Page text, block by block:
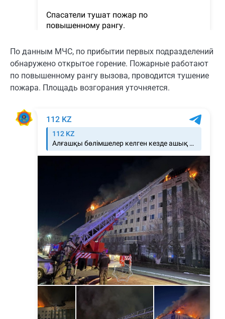
По данным МЧС, по прибытии первых подразделений
обнаружено открытое горение. Пожарные работают
по повышенному рангу вызова, проводится тушение
пожара. Площадь возгорания уточняется.